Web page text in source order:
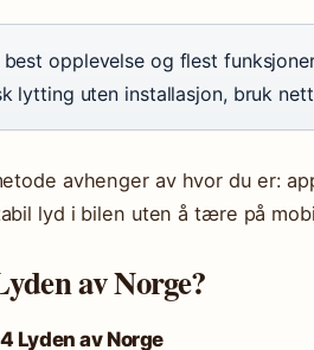
best opplevelse og flest
lytting uten installasjon, bruk
avhenger av hvor du er:
lyd i bilen uten å tære på
av Norge?
Lyden av Norge